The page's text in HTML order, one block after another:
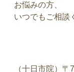
お悩みの方、
いつでもご相談
（十日市院）〒